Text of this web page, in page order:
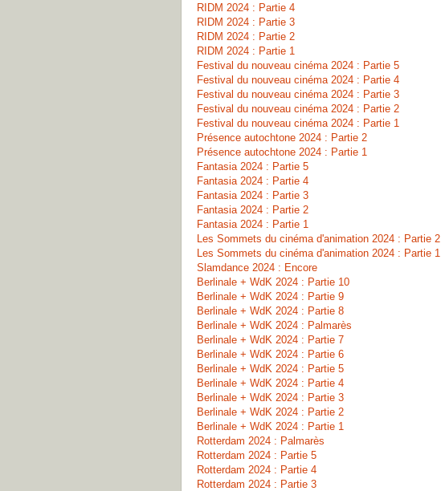
RIDM 2024 : Partie 4
RIDM 2024 : Partie 3
RIDM 2024 : Partie 2
RIDM 2024 : Partie 1
Festival du nouveau cinéma 2024 : Partie 5
Festival du nouveau cinéma 2024 : Partie 4
Festival du nouveau cinéma 2024 : Partie 3
Festival du nouveau cinéma 2024 : Partie 2
Festival du nouveau cinéma 2024 : Partie 1
Présence autochtone 2024 : Partie 2
Présence autochtone 2024 : Partie 1
Fantasia 2024 : Partie 5
Fantasia 2024 : Partie 4
Fantasia 2024 : Partie 3
Fantasia 2024 : Partie 2
Fantasia 2024 : Partie 1
Les Sommets du cinéma d'animation 2024 : Partie 2
Les Sommets du cinéma d'animation 2024 : Partie 1
Slamdance 2024 : Encore
Berlinale + WdK 2024 : Partie 10
Berlinale + WdK 2024 : Partie 9
Berlinale + WdK 2024 : Partie 8
Berlinale + WdK 2024 : Palmarès
Berlinale + WdK 2024 : Partie 7
Berlinale + WdK 2024 : Partie 6
Berlinale + WdK 2024 : Partie 5
Berlinale + WdK 2024 : Partie 4
Berlinale + WdK 2024 : Partie 3
Berlinale + WdK 2024 : Partie 2
Berlinale + WdK 2024 : Partie 1
Rotterdam 2024 : Palmarès
Rotterdam 2024 : Partie 5
Rotterdam 2024 : Partie 4
Rotterdam 2024 : Partie 3